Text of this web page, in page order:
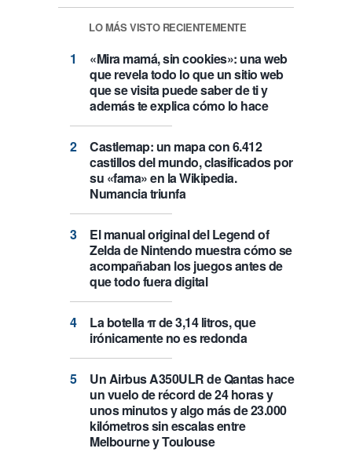
LO MÁS VISTO RECIENTEMENTE
«Mira mamá, sin cookies»: una web
que revela todo lo que un sitio web
que se visita puede saber de ti y
además te explica cómo lo hace
Castlemap: un mapa con 6.412
castillos del mundo, clasificados por
su «fama» en la Wikipedia.
Numancia triunfa
El manual original del Legend of
Zelda de Nintendo muestra cómo se
acompañaban los juegos antes de
que todo fuera digital
La botella π de 3,14 litros, que
irónicamente no es redonda
Un Airbus A350ULR de Qantas hace
un vuelo de récord de 24 horas y
unos minutos y algo más de 23.000
kilómetros sin escalas entre
Melbourne y Toulouse